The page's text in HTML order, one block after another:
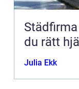
Städfirma
du rätt
Julia Ekk